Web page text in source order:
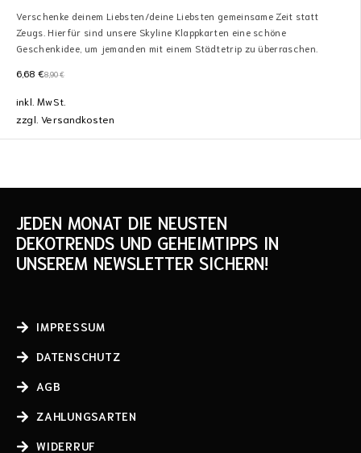
Verschenke deinem Liebsten/deine Liebsten gemeinsame Zeit statt
Zeugs. Hierfür sind unsere Skyline Klappkarten eine schöne
Geschenkidee, um jemanden mit einem Städtetrip zu überraschen.
8,90€
6,68 €
inkl. MwSt.
zzgl.Versandkosten
JEDEN MONAT DIE NEUSTEN
DEKOTRENDS UND GEHEIMTIPPS IN
UNSEREM NEWSLETTER SICHERN!
IMPRESSUM
DATENSCHUTZ
AGB
ZAHLUNGSARTEN
WIDERRUF